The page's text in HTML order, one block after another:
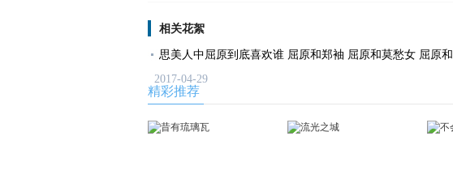
相关花絮
思美人中屈原到底喜欢谁 屈原和郑袖 屈原和莫愁女 屈原
2017-04-29
精彩推荐